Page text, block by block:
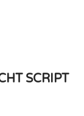
SCRIPT